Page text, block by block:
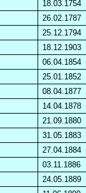
18.03.1754
26.02.1787
25.12.1794
18.12.1903
06.04.1854
25.01.1852
08.04.1877
14.04.1878
21.09.1880
31.05.1883
27.04.1884
03.11.1886
24.05.1889